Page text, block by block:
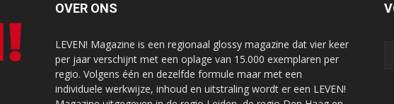
OVER ONS
LEVEN! Magazine is een regionaal glossy magazine dat vier keer
per jaar verschijnt met een oplage van 15.000 exemplaren per
regio. Volgens één en dezelfde formule maar met een
individuele werkwijze, inhoud en uitstraling wordt er een LEVEN!